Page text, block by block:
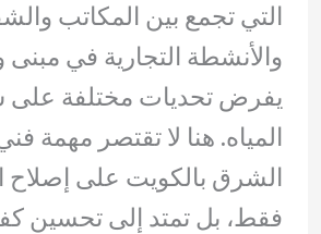
التي تجمع بين المكاتب
والأنشطة التجارية في مبنى
يفرض تحديات مختلفة
المياه. هنا لا تقتصر مهمة
الشرق بالكويت على إصلاح
فقط، بل تمتد إلى تحسين